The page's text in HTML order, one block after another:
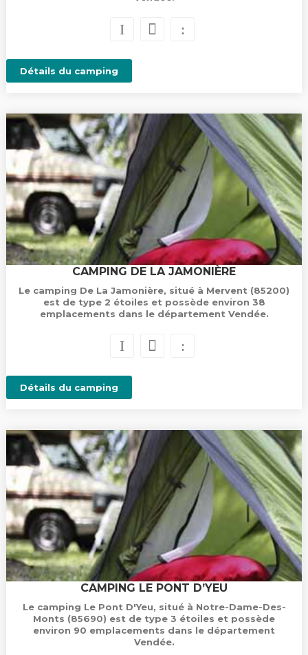
Détails du camping
CAMPING DE LA JAMONIÈRE
Le camping De La Jamonière, situé à Mervent (85200)
est de type 2 étoiles et possède environ 38
emplacements dans le département Vendée.
Détails du camping
CAMPING LE PONT D’YEU
Le camping Le Pont D'Yeu, situé à Notre-Dame-Des-
Monts (85690) est de type 3 étoiles et possède
environ 90 emplacements dans le département
Vendée.